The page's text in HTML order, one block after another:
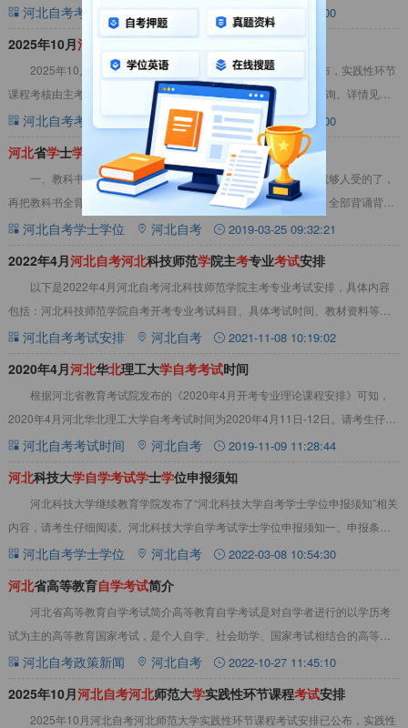
文：2025年10月河北自考河北大学停
河北自考考试安排 河北自考 2025-08-24 09:00:00
2025年10月河 北大 学实践性环节课程
2025年10月河北自考河北大学实践性环节课程考试安排已公布，实践性环节
课程考核由主考学校组织，考核时间及要求可登录相关学校网站查询。详情见下
文：2025年10月河北自考河北大学实
河北自考考试安排 河北自考 2025-08-14 09:00:00
河北省学士学 位英语黄金应试法则
一、教科书全部背诵法也许有很多人会想：“光背一个个单词就够人受的了，
再把教科书全背下来，那可就太难了。”可是，这种想法是错误的。全部背诵背诵
实际上很简单，只要反复读上20遍就自然能
河北自考学士学位 河北自考 2019-03-25 09:32:21
2022年4月河北自考河北科技师范学院主考专业考试安排
以下是2022年4月河北自考河北科技师范学院主考专业考试安排，具体内容
包括：河北科技师范学院自考开考专业考试科目、具体考试时间、教材资料等，
更多相关内容可查看本站河北自考考试安排栏
河北自考考试安排 河北自考 2021-11-08 10:19:02
2020年4月河北华北理工大学自考考试时间
根据河北省教育考试院发布的《2020年4月开考专业理论课程安排》可知，
2020年4月河北华北理工大学自考考试时间为2020年4月11日-12日。请考生仔细
阅读下面内容，合理安排时间
河北自考考试时间 河北自考 2019-11-09 11:28:44
河北科技大学自学考试学士学位申报须知
河北科技大学继续教育学院发布了“河北科技大学自考学士学位申报须知”相关
内容，请考生仔细阅读。河北科技大学自学考试学士学位申报须知一、申报条件
&nbsp;1.每次申报只限上一年度6月
河北自考学士学位 河北自考 2022-03-08 10:54:30
河北省高等教育自学考试简介
河北省高等教育自学考试简介高等教育自学考试是对自学者进行的以学历考
试为主的高等教育国家考试，是个人自学、社会助学、国家考试相结合的高等教
育形式，是我国高等教育体系的重要组成部分。《
河北自考政策新闻 河北自考 2022-10-27 11:45:10
2025年10月河北自考河北师范大学实践性环节课程考试安排
2025年10月河北自考河北师范大学实践性环节课程考试安排已公布，实践性